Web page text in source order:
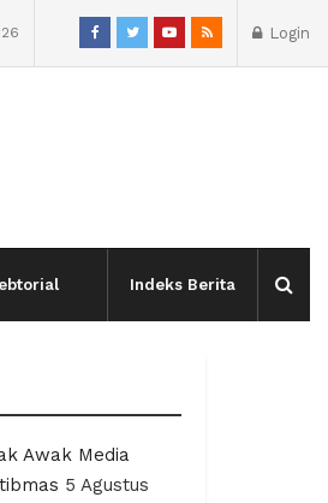
Login
Indeks Berita
Awak Media
5 Agustus